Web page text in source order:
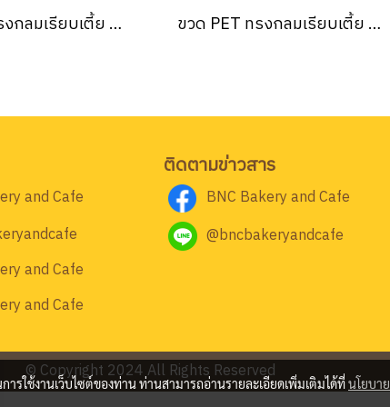
ขวด PET ทรงกลมเรียบเตี้ย 150 ปาก 30 13g ใส (150 ชิ้น/แพ็ค) ขวด PET ทรงกลมเรียบเตี้ย 150 ปาก 30 13g ใส (25 ใบ/แพ็ค)
and Cafe
and Cafe
and Cafe
ติดตามข่าวสาร
BNC Bakery and Cafe
@bncbakeryandcafe
© Copyright 2024 All Rights Reserved
ใช้งานเว็บไซต์ของท่าน ท่านสามารถอ่านรายละเอียดเพิ่มเติมได้ที่นโยบาย